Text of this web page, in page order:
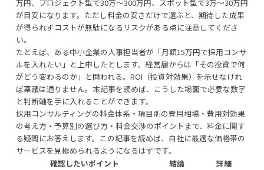
万円、プロジェクト型で30万〜300万円、スポット型で3万〜30万円
が目安になります。ただし料金の安さだけで選ぶと、期待した成果
が得られずコストが無駄になるリスクがある点に注意してくださ
い。
たとえば、ある中小企業の人事担当者が「月額15万円で採用コンサ
ルを入れたい」と上申したとします。経営層からは「その投資で何
がどう変わるのか」と問われる。ROI（投資対効果）を示せなけれ
ば稟議は通りません。本記事を読めば、こうした場面で必要な数字
と判断軸を手に入れることができます。
採用コンサルティングの料金体系・項目別の費用相場・費用対効果
の考え方・予算別の選び方・料金交渉のポイントまで、料金に関す
る疑問にお答えします。この記事を読めば、自社に最適な価格帯の
サービスを見極められるようになるはずです。
確認したいポイント
結論 詳細